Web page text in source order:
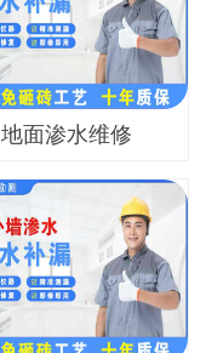
地面渗水维修